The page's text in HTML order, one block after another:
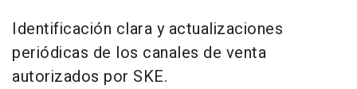
Identificación clara y actualizaciones
periódicas de los canales de venta
autorizados por SKE.